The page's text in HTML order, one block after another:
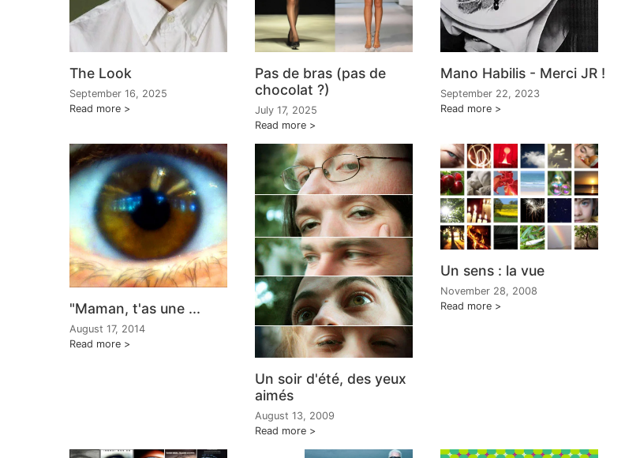
The Look
September 16, 2025
Read more
Pas de bras (pas de
chocolat ?)
July 17, 2025
Read more
Mano Habilis - Merci JR !
September 22, 2023
Read more
"Maman, t'as une ...
August 17, 2014
Read more
Un soir d'été, des yeux
aimés
August 13, 2009
Read more
Un sens : la vue
November 28, 2008
Read more